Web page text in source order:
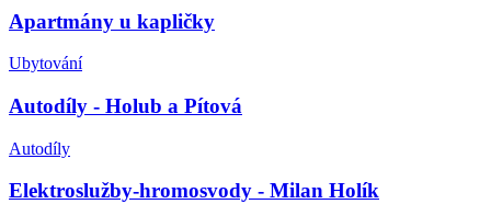
Apartmány u kapličky
Ubytování
Autodíly - Holub a Pítová
Autodíly
Elektroslužby-hromosvody - Milan Holík